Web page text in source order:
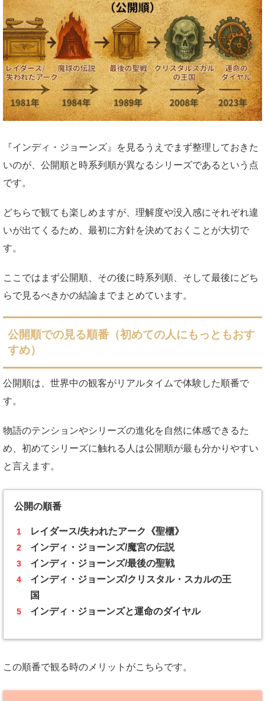
『インディ・ジョーンズ』を見るうえでまず整理しておきた
いのが、公開順と時系列順が異なるシリーズであるという点
です。
どちらで観ても楽しめますが、理解度や没入感にそれぞれ違
いが出てくるため、最初に方針を決めておくことが大切で
す。
ここではまず公開順、その後に時系列順、そして最後にどち
らで見るべきかの結論までまとめています。
公開順での見る順番（初めての人にもっともおす
すめ）
公開順は、世界中の観客がリアルタイムで体験した順番で
す。
物語のテンションやシリーズの進化を自然に体感できるた
め、初めてシリーズに触れる人は公開順が最も分かりやすい
と言えます。
公開の順番
レイダース/失われたアーク《聖櫃》
インディ・ジョーンズ/魔宮の伝説
インディ・ジョーンズ/最後の聖戦
インディ・ジョーンズ/クリスタル・スカルの王
国
インディ・ジョーンズと運命のダイヤル
この順番で観る時のメリットがこちらです。